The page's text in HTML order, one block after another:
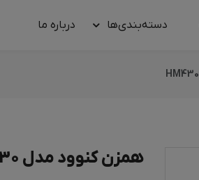
دسته‌بندی‌ها درباره‌ ما
همزن کنوود مدل HM430